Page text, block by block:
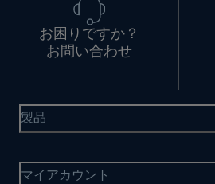
お困りですか？
お問い合わせ
製品
マイアカウント